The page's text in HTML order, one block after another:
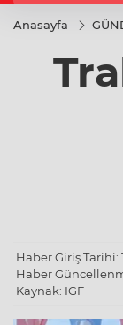
Anasayfa
Haber Giriş Tarihi:
Haber
Kaynak: IGF